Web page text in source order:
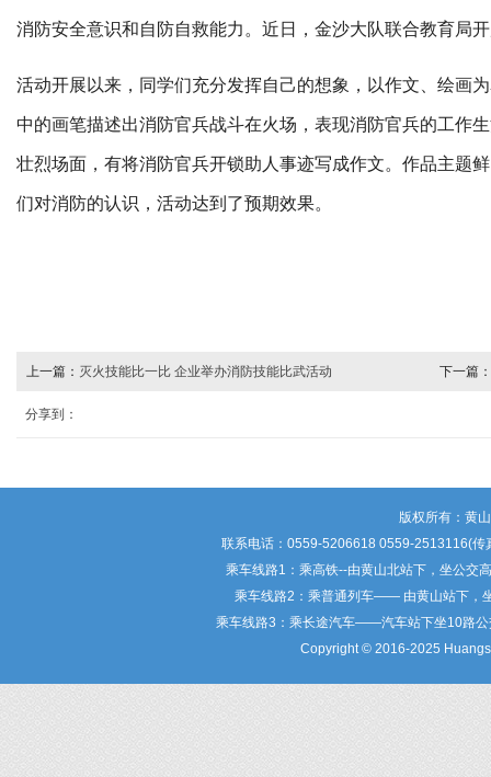
消防安全意识和自防自救能力。近日，金沙大队联合教育局
活动开展以来，同学们充分发挥自己的想象，以作文、绘画
中的画笔描述出消防官兵战斗在火场，表现消防官兵的工作
壮烈场面，有将消防官兵开锁助人事迹写成作文。作品主题
们对消防的认识，活动达到了预期效果。
上一篇： 灭火技能比一比 企业举办消防技能比武活动 下一篇：
分享到：
版权所有：
联系电话：0559-5206618 0559-2513116(
乘车线路1：乘高铁--由黄山北站下，坐公交
乘车线路2：乘普通列车—— 由黄山站下，
乘车线路3：乘长途汽车——汽车站下坐10路公
Copyright © 2016-2025